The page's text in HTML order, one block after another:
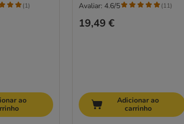
(1)
ao
19,49 €
Avaliar: 4.6/5 (11)
Adicionar ao
carrinho